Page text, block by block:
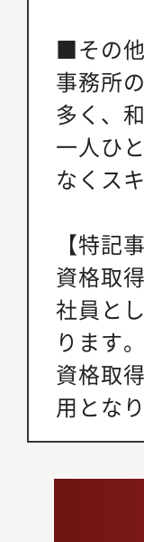
■その他
事務所
多く、
一人ひ
なくス
【特記
資格取
社員と
ります。
資格取
用とな